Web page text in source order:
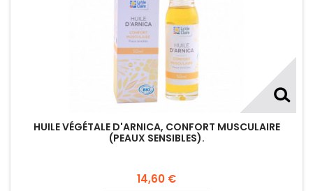
HUILE VÉGÉTALE D'ARNICA, CONFORT MUSCULAIRE
(PEAUX SENSIBLES).
14,60 €